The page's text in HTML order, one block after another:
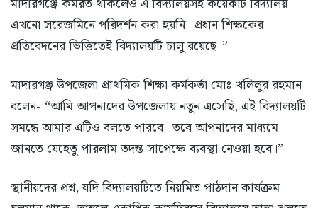
এখনো সরেজমিনে পরিদর্শন করা হয়নি। প্রধান শিক্ষকের
প্রতিবেদনের ভিত্তিতেই বিদ্যালয়টি চালু রয়েছে।”
মাদারগঞ্জ উপজেলা প্রাথমিক শিক্ষা কর্মকর্তা মোঃ খলিলুর রহমান
বলেন- “আমি আপনাদের উপজেলায় নতুন এসেছি, এই বিদ্যালয়টি
সমন্ধে আমার এটিও বলতে পারবে। তবে আপনাদের মাধ্যমে
জানতে যেহেতু পারলাম তদন্ত সাপেক্ষে ব্যবস্থা নেওয়া হবে।”
স্থানীয়দের প্রশ্ন, যদি বিদ্যালয়টিতে নিয়মিত পাঠদান কার্যক্রম